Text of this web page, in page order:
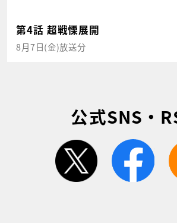
第4話 超戦慄展開
8月7日(金)放送分
公式SNS・
twitter